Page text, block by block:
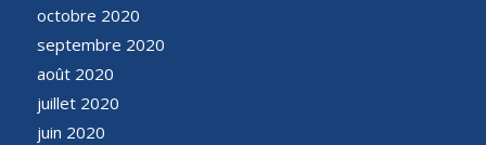
octobre 2020
septembre 2020
août 2020
juillet 2020
juin 2020